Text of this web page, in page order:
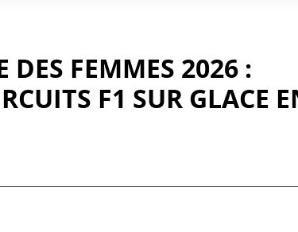
DES FEMMES 2026 :
F1 SUR GLACE